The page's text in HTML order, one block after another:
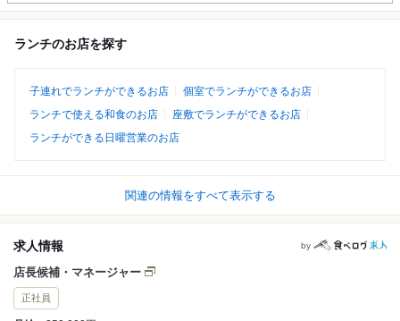
ランチのお店を探す
子連れでランチができるお店
個室でランチができるお店
ランチで使える和食のお店
座敷でランチができるお店
ランチができる日曜営業のお店
関連の情報をすべて表示する
求人情報 by
店長候補・マネージャー
正社員